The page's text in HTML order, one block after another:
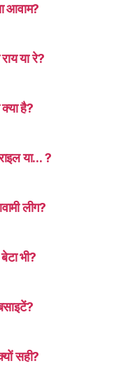
आवाम?
या रे?
है?
या… ?
लीग?
भी?
सही?